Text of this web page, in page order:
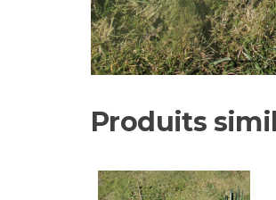
Produits